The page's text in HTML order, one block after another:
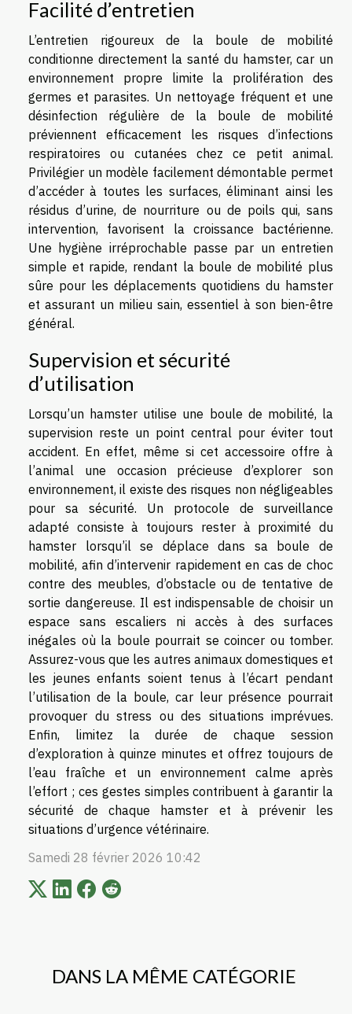
DANS LA MÊME CATÉGORIE
Facilité d’entretien
L’entretien rigoureux de la boule de mobilité
conditionne directement la santé du hamster, car un
environnement propre limite la prolifération des
germes et parasites. Un nettoyage fréquent et une
désinfection régulière de la boule de mobilité
préviennent efficacement les risques d’infections
respiratoires ou cutanées chez ce petit animal.
Privilégier un modèle facilement démontable permet
d’accéder à toutes les surfaces, éliminant ainsi les
résidus d’urine, de nourriture ou de poils qui, sans
intervention, favorisent la croissance bactérienne.
Une hygiène irréprochable passe par un entretien
simple et rapide, rendant la boule de mobilité plus
sûre pour les déplacements quotidiens du hamster
et assurant un milieu sain, essentiel à son bien-être
général.
Supervision et sécurité
d’utilisation
Lorsqu’un hamster utilise une boule de mobilité, la
supervision reste un point central pour éviter tout
accident. En effet, même si cet accessoire offre à
l’animal une occasion précieuse d’explorer son
environnement, il existe des risques non négligeables
pour sa sécurité. Un protocole de surveillance
adapté consiste à toujours rester à proximité du
hamster lorsqu’il se déplace dans sa boule de
mobilité, afin d’intervenir rapidement en cas de choc
contre des meubles, d’obstacle ou de tentative de
sortie dangereuse. Il est indispensable de choisir un
espace sans escaliers ni accès à des surfaces
inégales où la boule pourrait se coincer ou tomber.
Assurez-vous que les autres animaux domestiques et
les jeunes enfants soient tenus à l’écart pendant
l’utilisation de la boule, car leur présence pourrait
provoquer du stress ou des situations imprévues.
Enfin, limitez la durée de chaque session
d’exploration à quinze minutes et offrez toujours de
l’eau fraîche et un environnement calme après
l’effort ; ces gestes simples contribuent à garantir la
sécurité de chaque hamster et à prévenir les
situations d’urgence vétérinaire.
Samedi 28 février 2026 10:42